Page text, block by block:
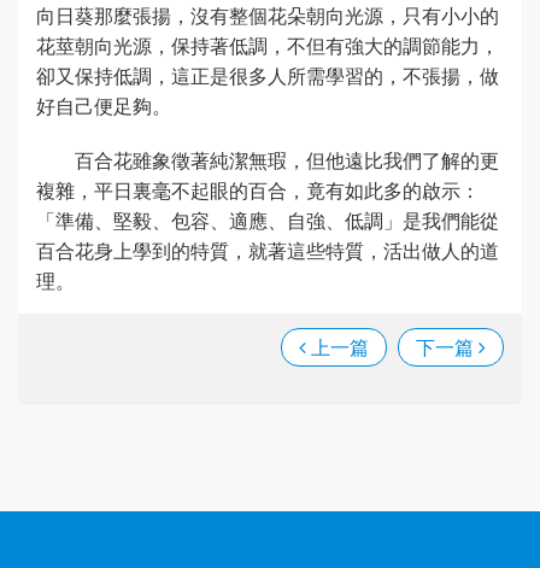
向日葵那麼張揚，沒有整個花朵朝向光源，只有小小的
花莖朝向光源，保持著低調，不但有強大的調節能力，
卻又保持低調，這正是很多人所需學習的，不張揚，做
好自己便足夠。
百合花雖象徵著純潔無瑕，但他遠比我們了解的更
複雜，平日裏毫不起眼的百合，竟有如此多的啟示：
「準備、堅毅、包容、適應、自強、低調」是我們能從
百合花身上學到的特質，就著這些特質，活出做人的道
理。
上一篇 下一篇